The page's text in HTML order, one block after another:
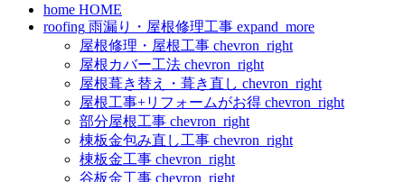
home HOME
roofing 雨漏り・屋根修理工事 expand_more
屋根修理・屋根工事 chevron_right
屋根カバー工法 chevron_right
屋根葺き替え・葺き直し chevron_right
屋根工事+リフォームがお得 chevron_right
部分屋根工事 chevron_right
棟板金包み直し工事 chevron_right
棟板金工事 chevron_right
谷板金工事 chevron_right